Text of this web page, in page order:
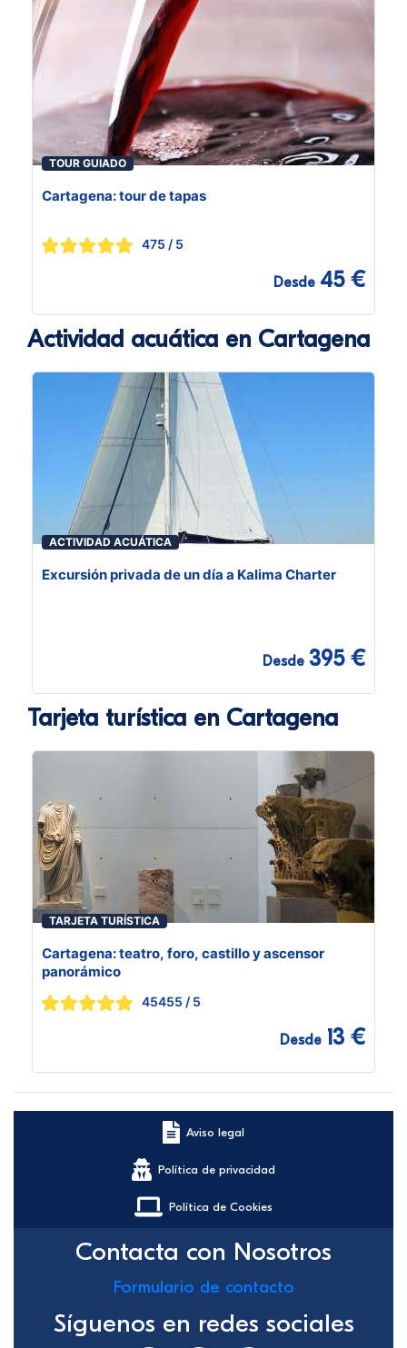
TOUR GUIADO
Cartagena: tour de tapas
475 / 5
Desde 45 €
Actividad acuática en Cartagena
ACTIVIDAD ACUÁTICA
Excursión privada de un día a Kalima Charter
Desde 395 €
Tarjeta turística en Cartagena
TARJETA TURÍSTICA
Cartagena: teatro, foro, castillo y ascensor
panorámico
45455 / 5
Desde 13 €
Aviso legal
Política de privacidad
Política de Cookies
Contacta con Nosotros
Formulario de contacto
Síguenos en redes sociales